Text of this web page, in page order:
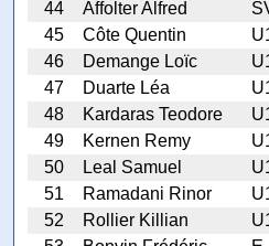
44
Affolter Alfred
45
Côte Quentin
46
Demange Loïc
47
Duarte Léa
48
Kardaras Teodore
49
Kernen Remy
50
Leal Samuel
51
Ramadani Rinor
52
Rollier Killian